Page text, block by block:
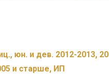
юн. и дев. 2012-2013,
и старше, ИП